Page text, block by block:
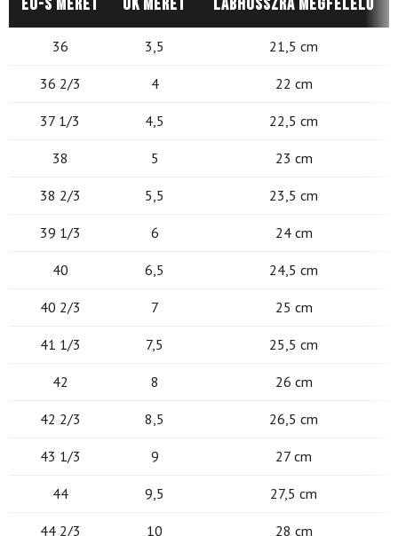
36 3,5 21,5 cm
36 2/3 4 22 cm
37 1/3 4,5 22,5 cm
38 5 23 cm
38 2/3 5,5 23,5 cm
39 1/3 6 24 cm
40 6,5 24,5 cm
40 2/3 7 25 cm
41 1/3 7,5 25,5 cm
42 8 26 cm
42 2/3 8,5 26,5 cm
43 1/3 9 27 cm
44 9,5 27,5 cm
44 2/3 10 28 cm